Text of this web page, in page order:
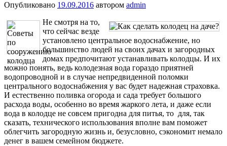
Опубликовано 19.09.2016 автором admin
Не смотря на то,
что сейчас везде
установлено центральное водоснабжение, но
большинство людей на своих дачах и загородных
домах предпочитают устанавливать колодцы. И их
можно понять, ведь колодезная вода гораздо приятней
водопроводной и в случае непредвиденной поломки
центрального водоснабжения у вас будет надежная страховка.
И естественно поливка огорода и сада требует большого
расхода воды, особенно во время жаркого лета, и даже если
вода в колодце не совсем пригодна для питья, то для, так
сказать, технического использования вполне вам поможет
облегчить загородную жизнь и, безусловно, сэкономит немало
денег в вашем семейном бюджете.